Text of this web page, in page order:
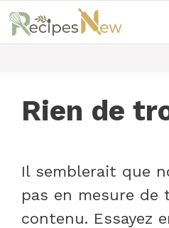
Aller
au
Rien de
Il semblerait que
pas en mesure de
contenu. Essayez